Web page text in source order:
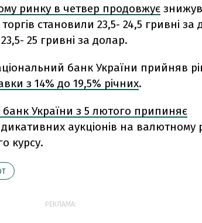
ринку в четвер продовжує
становили 23,5- 24,5 гривні за
25 гривні за долар.
банк України прийняв
з 14% до 19,5% річних.
України з 5 лютого припиняє
аукціонів на валютному
курсу.
РЕКЛАМА: